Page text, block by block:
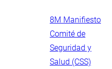
8M Manifiesto
Comité de
Seguridad y
Salud (CSS)